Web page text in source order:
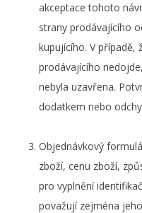
akceptace tohoto
strany prodávajícího
kupujícího. V
prodávajícího
nebyla uzavřena.
dodatkem nebo
Objednávkový
zboží, cenu zboží,
pro vyplnění
považují zejména